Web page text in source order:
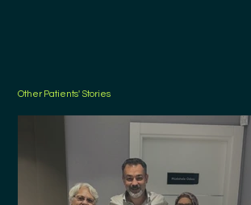
Other Patients' Stories